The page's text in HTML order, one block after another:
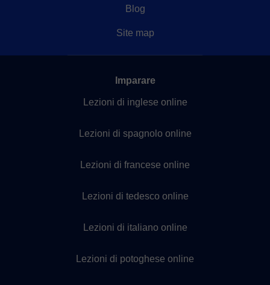
Blog
Site map
Imparare
Lezioni di inglese online
Lezioni di spagnolo online
Lezioni di francese online
Lezioni di tedesco online
Lezioni di italiano online
Lezioni di potoghese online